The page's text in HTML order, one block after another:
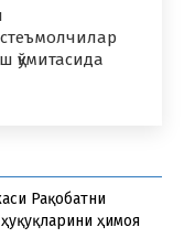
қўмитасида
Рақобатни
ҳимоя